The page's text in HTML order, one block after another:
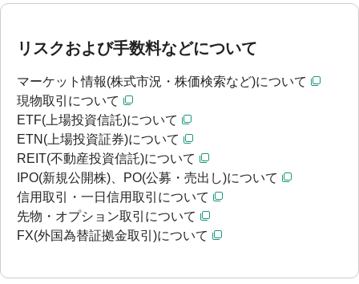
リスクおよび手数料などについて
マーケット情報(株式市況・株価検索など)について
現物取引について
ETF(上場投資信託)について
ETN(上場投資証券)について
REIT(不動産投資信託)について
IPO(新規公開株)、PO(公募・売出し)について
信用取引・一日信用取引について
先物・オプション取引について
FX(外国為替証拠金取引)について